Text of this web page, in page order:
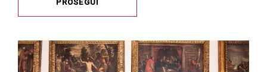
PROSEGUI